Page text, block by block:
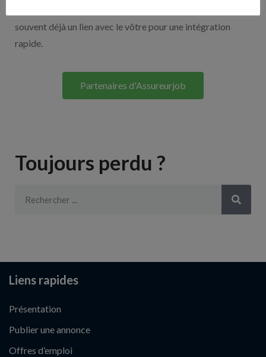
souvent déjà un lien avec le vôtre pour une intégration
rapide.
Partenaires d'Assureurjob
Toujours perdu ?
Liens rapides
Présentation
Publier une annonce
Offres d’emploi